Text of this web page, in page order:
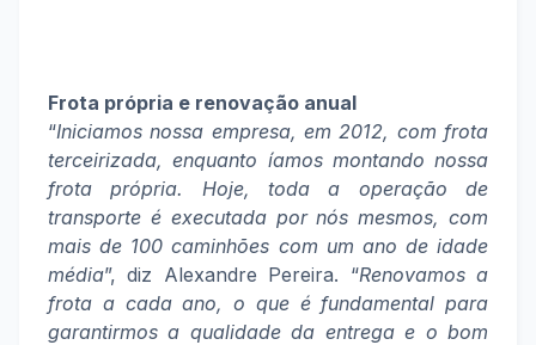
Frota própria e renovação anual
“Iniciamos nossa empresa, em 2012, com frota
terceirizada, enquanto íamos montando nossa
frota própria. Hoje, toda a operação de
transporte é executada por nós mesmos, com
mais de 100 caminhões com um ano de idade
média”, diz Alexandre Pereira. “Renovamos a
frota a cada ano, o que é fundamental para
garantirmos a qualidade da entrega e o bom